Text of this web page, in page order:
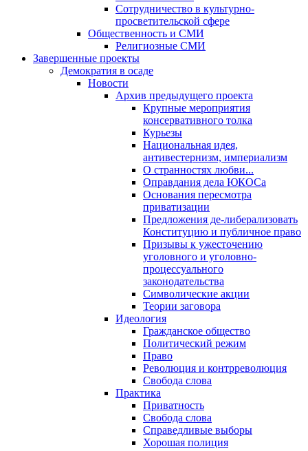
Сотрудничество в культурно-
просветительской сфере
Общественность и СМИ
Религиозные СМИ
Завершенные проекты
Демократия в осаде
Новости
Архив предыдущего проекта
Крупные мероприятия
консервативного толка
Курьезы
Национальная идея,
антивестернизм, империализм
О странностях любви...
Оправдания дела ЮКОСа
Основания пересмотра
приватизации
Предложения де-либерализовать
Конституцию и публичное право
Призывы к ужесточению
уголовного и уголовно-
процессуального
законодательства
Символические акции
Теории заговора
Идеология
Гражданское общество
Политический режим
Право
Революция и контрреволюция
Свобода слова
Практика
Приватность
Свобода слова
Справедливые выборы
Хорошая полиция